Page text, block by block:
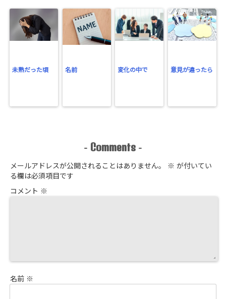
未熟だった頃 名前 変化の中で 意見が違ったら
- Comments -
メールアドレスが公開されることはありません。 ※ が付いてい
る欄は必須項目です
コメント ※
名前 ※